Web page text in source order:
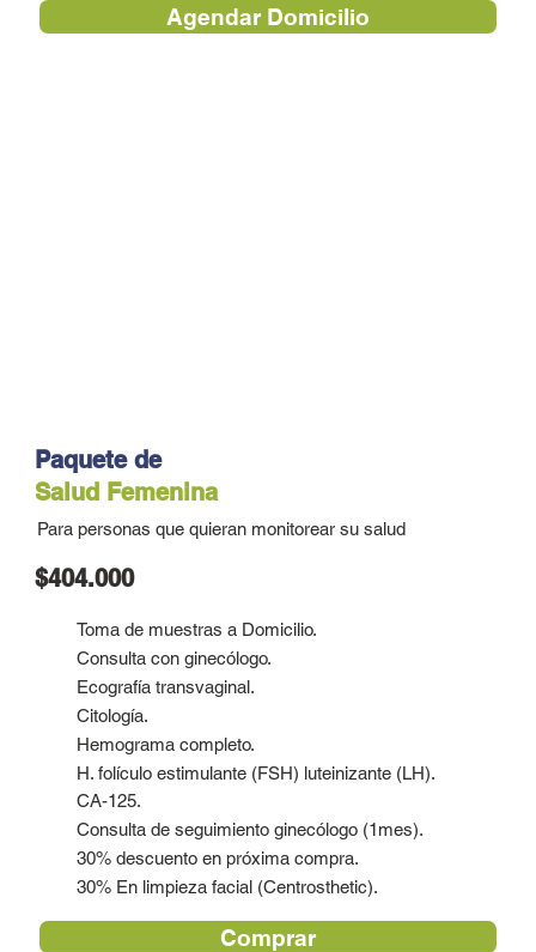
Agendar Domicilio
Paquete de
Salud Femenina
Para personas que quieran monitorear su salud
$404.000
Toma de muestras a Domicilio.
Consulta con ginecólogo.
Ecografía transvaginal.
Citología.
Hemograma completo.
H. folículo estimulante (FSH) luteinizante (LH).
CA-125.
Consulta de seguimiento ginecólogo (1mes).
30% descuento en próxima compra.
30% En limpieza facial (Centrosthetic).
Comprar